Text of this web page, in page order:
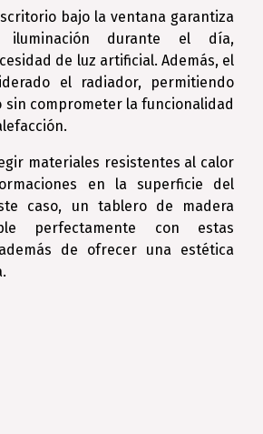
bajo la ventana garantiza
iluminación durante el día,
de luz artificial. Además, el
el radiador, permitiendo
sin comprometer la funcionalidad
materiales resistentes al calor
en la superficie del
caso, un tablero de madera
perfectamente con estas
de ofrecer una estética